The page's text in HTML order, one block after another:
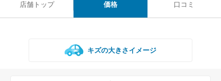
店舗トップ 価格 口コミ
キズの大きさイメージ